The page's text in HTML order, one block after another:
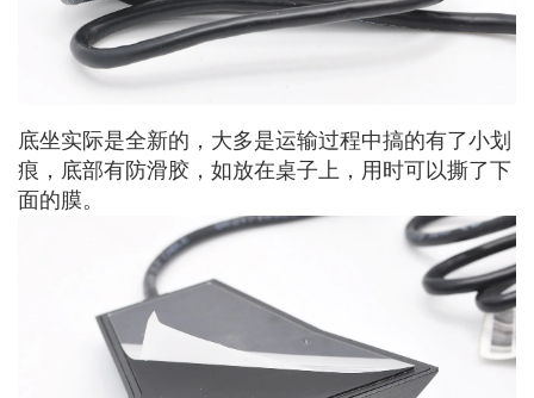
底坐实际是全新的，大多是运输过程中搞的有了小划
痕，底部有防滑胶，如放在桌子上，用时可以撕了下
面的膜。